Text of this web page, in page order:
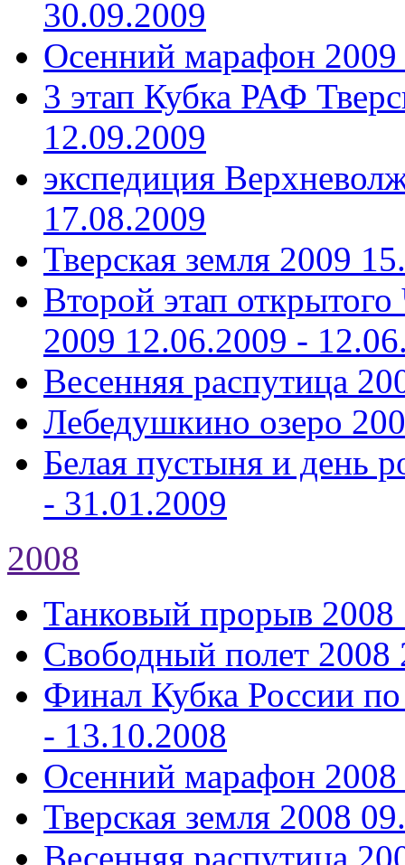
30.09.2009
Осенний марафон 2009
3 этап Кубка РАФ
12.09.2009
экспедиция
17.08.2009
Тверская земля 2009
Второй этап
2009 12.06.2009 -
Весенняя распутица
Лебедушкино озеро
Белая пустыня и день
- 31.01.2009
2008
Танковый прорыв 2008
Свободный полет 2008
Финал Кубка России
- 13.10.2008
Осенний марафон 2008
Тверская земля 2008